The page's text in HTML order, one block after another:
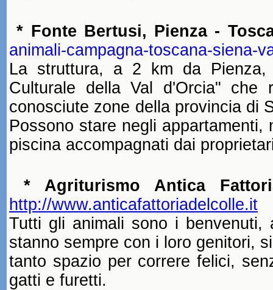
* Fonte Bertusi, Pienza -
animali-campagna-toscana-siena-
La struttura, a 2 km da
Culturale della Val d'Orcia" che
conosciute zone della provincia di
Possono stare negli
piscina accompagnati dai
* Agriturismo Antica
http://www.anticafattoriadelcolle.it
Tutti gli animali sono i
stanno sempre con i loro genitori,
tanto spazio per correre felici,
gatti e furetti.